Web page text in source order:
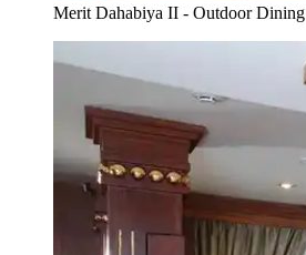
Merit Dahabiya II - Outdoor Dining